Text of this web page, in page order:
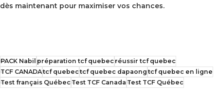
dès maintenant pour maximiser vos chances.
PACK Nabil préparation tcf quebecréussir tcf quebec
TCF CANADAtcf quebectcf quebec dapaong tcf quebec en ligne
Test français QuébecTest TCF Canada Test TCF Québec